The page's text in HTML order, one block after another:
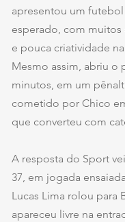
apresentou um
esperado, com muitos
e pouca criatividade
Mesmo assim, abriu o
minutos, em um
cometido por Chico
que converteu com
A resposta do Sport
37, em jogada
Lucas Lima rolou para
apareceu livre na